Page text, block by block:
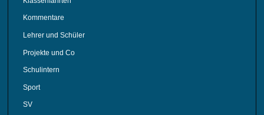
Kommentare
Lehrer und Schüler
Projekte und Co
Schulintern
Sport
SV